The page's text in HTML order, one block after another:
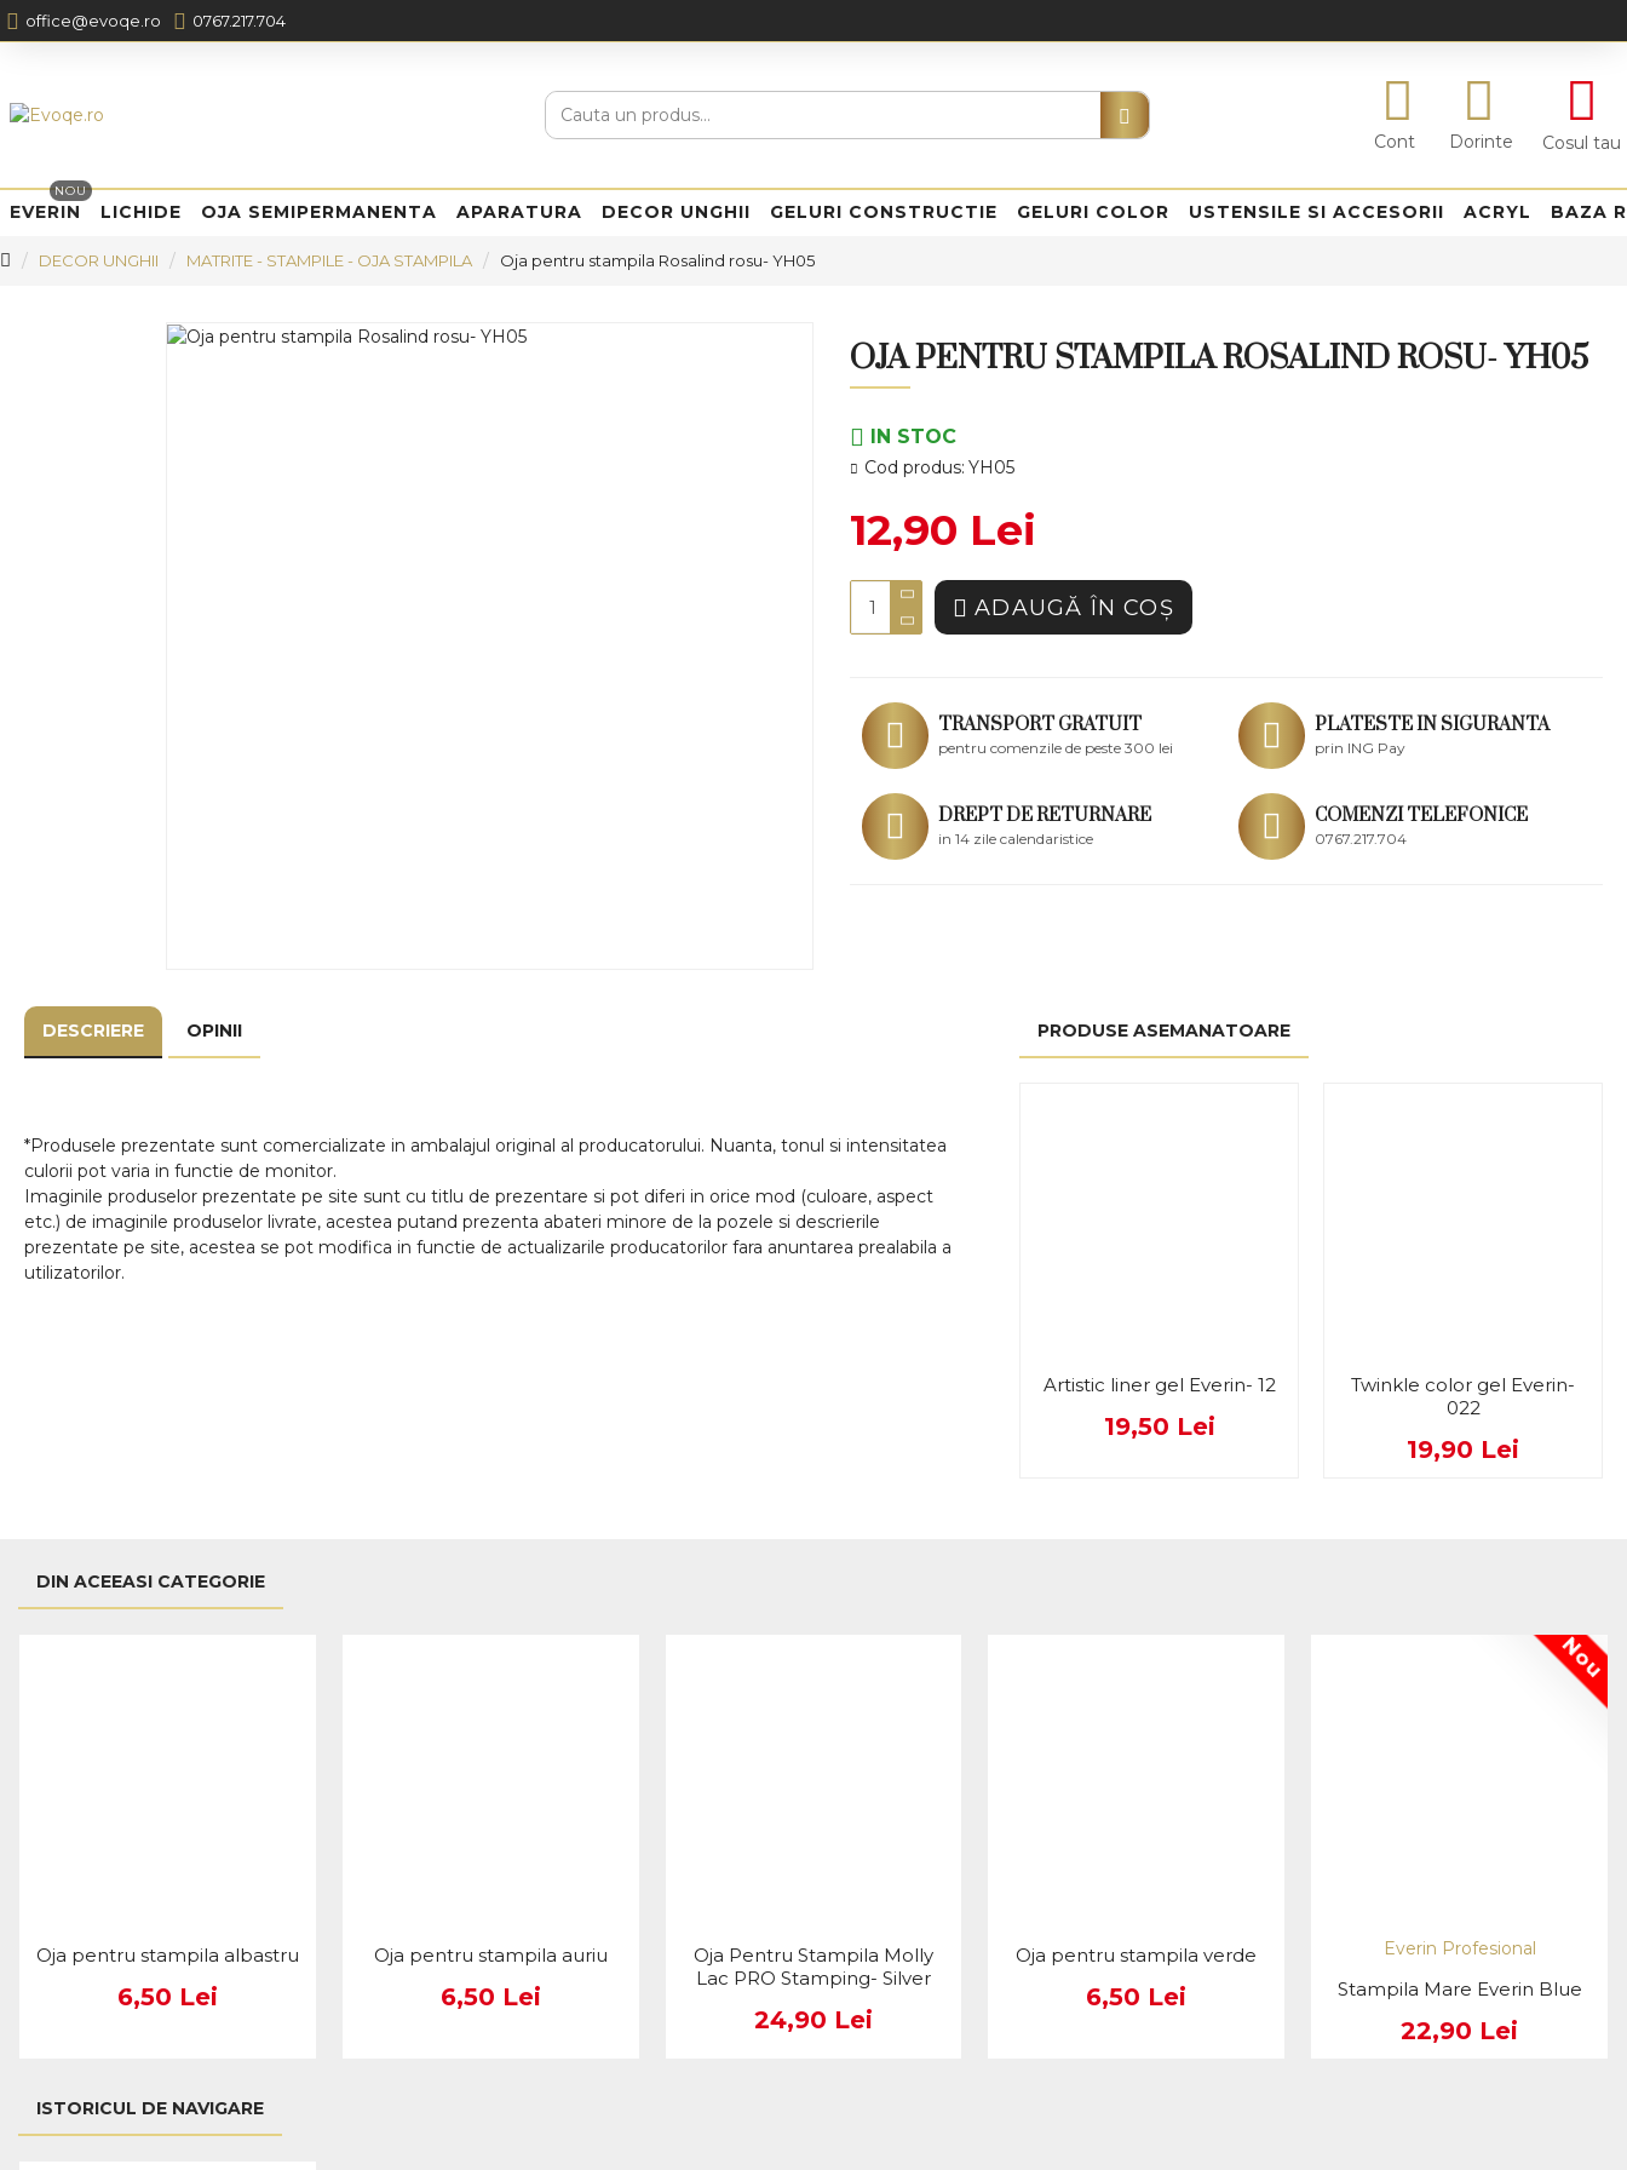
office@evoqe.ro 0767.217.704
Cont Dorinte Cosul tau
EVERIN
NOU
LICHIDE OJA SEMIPERMANENTA APARATURA DECOR UNGHII GELURI CONSTRUCTIE GELURI COLOR USTENSILE SI ACCESORII ACRYL BAZA
DECOR UNGHII MATRITE - STAMPILE - OJA STAMPILA Oja pentru stampila Rosalind rosu- YH05
OJA PENTRU STAMPILA ROSALIND ROSU- YH05
IN STOC
Cod produs: YH05
12,90 Lei
ADAUGĂ ÎN COŞ
TRANSPORT GRATUIT
pentru comenzile de peste 300 lei
PLATESTE IN SIGURANTA
prin ING Pay
DREPT DE RETURNARE
in 14 zile calendaristice
COMENZI TELEFONICE
0767.217.704
DESCRIERE OPINII
*Produsele prezentate sunt comercializate in ambalajul original al producatorului. Nuanta, tonul si intensitatea
culorii pot varia in functie de monitor.
Imaginile produselor prezentate pe site sunt cu titlu de prezentare si pot diferi in orice mod (culoare, aspect
etc.) de imaginile produselor livrate, acestea putand prezenta abateri minore de la pozele si descrierile
prezentate pe site, acestea se pot modifica in functie de actualizarile producatorilor fara anuntarea prealabila a
utilizatorilor.
PRODUSE ASEMANATOARE
Artistic liner gel Everin- 12
19,50 Lei
Twinkle color gel Everin-
022
19,90 Lei
DIN ACEEASI CATEGORIE
Oja pentru stampila albastru
6,50 Lei
Oja pentru stampila auriu
6,50 Lei
Oja Pentru Stampila Molly
Lac PRO Stamping- Silver
24,90 Lei
Oja pentru stampila verde
6,50 Lei
Nou
Everin Profesional
Stampila Mare Everin Blue
22,90 Lei
ISTORICUL DE NAVIGARE